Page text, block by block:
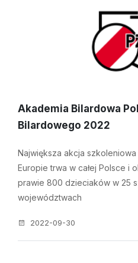
Akademia Bilardowa
Bilardowego 2022
Największa akcja
Europie trwa w całej Polsce i
prawie 800 dzieciaków w 25
województwach
2022-09-30